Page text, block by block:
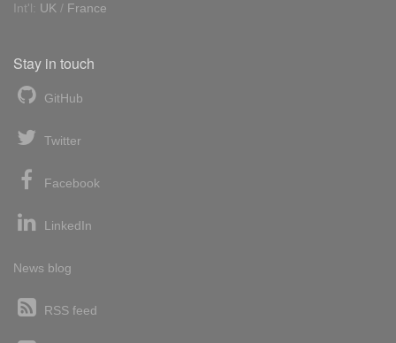
Int'l: UK / France
Stay in touch
GitHub
Twitter
Facebook
LinkedIn
News blog
RSS feed